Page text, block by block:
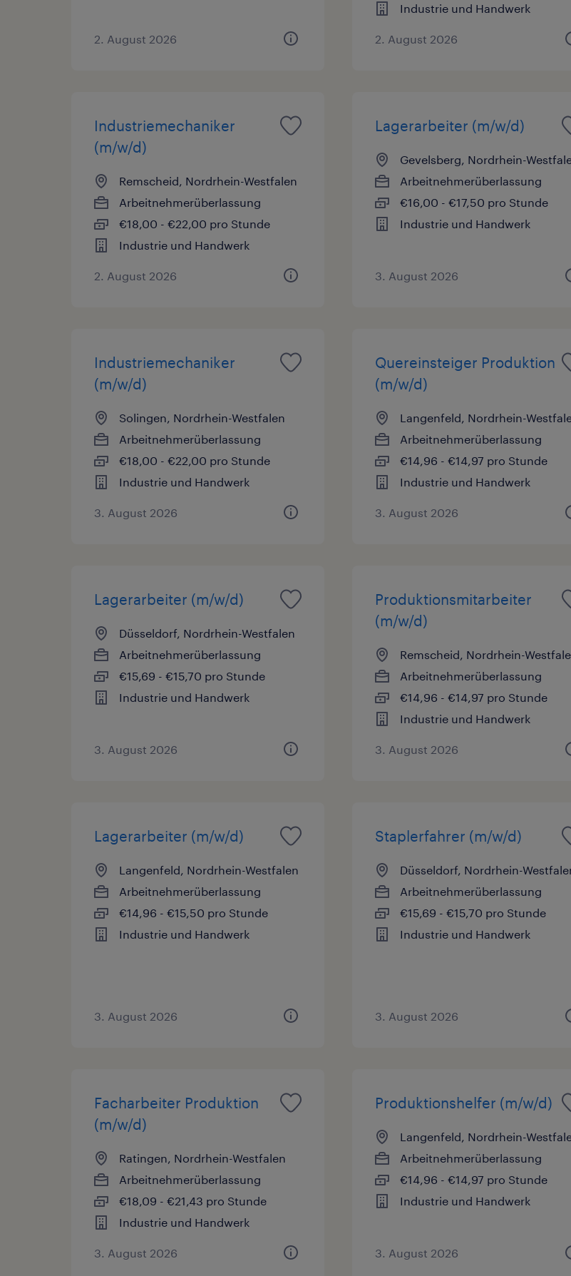
2. August 2026
Industrie und Handwerk
2. August 2026
Industriemechaniker
(m/w/d)
Remscheid, Nordrhein-Westfalen
Arbeitnehmerüberlassung
€18,00 - €22,00 pro Stunde
Industrie und Handwerk
2. August 2026
Lagerarbeiter (m/w/d)
Gevelsberg, Nordrhein-
Arbeitnehmerüberlassung
€16,00 - €17,50 pro Stunde
Industrie und Handwerk
3. August 2026
Industriemechaniker
(m/w/d)
Solingen, Nordrhein-Westfalen
Arbeitnehmerüberlassung
€18,00 - €22,00 pro Stunde
Industrie und Handwerk
3. August 2026
Quereinsteiger Produktion
(m/w/d)
Langenfeld, Nordrhein-
Arbeitnehmerüberlassung
€14,96 - €14,97 pro Stunde
Industrie und Handwerk
3. August 2026
Lagerarbeiter (m/w/d)
Düsseldorf, Nordrhein-Westfalen
Arbeitnehmerüberlassung
€15,69 - €15,70 pro Stunde
Industrie und Handwerk
3. August 2026
Produktionsmitarbeiter
(m/w/d)
Remscheid, Nordrhein-
Arbeitnehmerüberlassung
€14,96 - €14,97 pro Stunde
Industrie und Handwerk
3. August 2026
Lagerarbeiter (m/w/d)
Langenfeld, Nordrhein-Westfalen
Arbeitnehmerüberlassung
€14,96 - €15,50 pro Stunde
Industrie und Handwerk
3. August 2026
Staplerfahrer (m/w/d)
Düsseldorf, Nordrhein-
Arbeitnehmerüberlassung
€15,69 - €15,70 pro Stunde
Industrie und Handwerk
3. August 2026
Facharbeiter Produktion
(m/w/d)
Ratingen, Nordrhein-Westfalen
Arbeitnehmerüberlassung
€18,09 - €21,43 pro Stunde
Industrie und Handwerk
3. August 2026
Produktionshelfer (m/w/d)
Langenfeld, Nordrhein-
Arbeitnehmerüberlassung
€14,96 - €14,97 pro Stunde
Industrie und Handwerk
3. August 2026